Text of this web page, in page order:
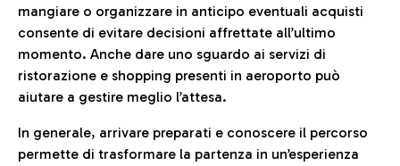
mangiare o organizzare in anticipo eventuali acquisti
consente di evitare decisioni affrettate all’ultimo
momento. Anche dare uno sguardo ai servizi di
ristorazione e shopping presenti in aeroporto può
aiutare a gestire meglio l’attesa.
In generale, arrivare preparati e conoscere il percorso
permette di trasformare la partenza in un’esperienza